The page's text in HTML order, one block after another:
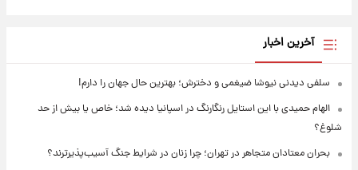
آخرین اخبار
سلفی دیدنی نیوشا ضیغمی و دخترش؛ بهترین حال جهان را دارم!
الهام حمیدی با این استایل رنگارنگ در اسپانیا دیده شد؛ خاص یا بیش از حد
شلوغ؟
بحران معتادان متجاهر در تهران؛ چرا زنان در شرایط جنگ آسیب‌پذیرترند؟